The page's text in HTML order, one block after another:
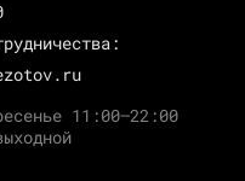
11:00–22:00